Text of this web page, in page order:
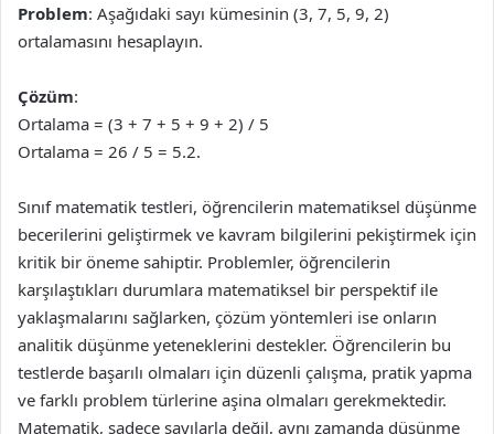
Problem: Aşağıdaki sayı kümesinin (3, 7, 5, 9, 2)
ortalamasını hesaplayın.
Çözüm:
Ortalama = (3 + 7 + 5 + 9 + 2) / 5
Ortalama = 26 / 5 = 5.2.
Sınıf matematik testleri, öğrencilerin matematiksel düşünme
becerilerini geliştirmek ve kavram bilgilerini pekiştirmek için
kritik bir öneme sahiptir. Problemler, öğrencilerin
karşılaştıkları durumlara matematiksel bir perspektif ile
yaklaşmalarını sağlarken, çözüm yöntemleri ise onların
analitik düşünme yeteneklerini destekler. Öğrencilerin bu
testlerde başarılı olmaları için düzenli çalışma, pratik yapma
ve farklı problem türlerine aşina olmaları gerekmektedir.
Matematik, sadece sayılarla değil, aynı zamanda düşünme